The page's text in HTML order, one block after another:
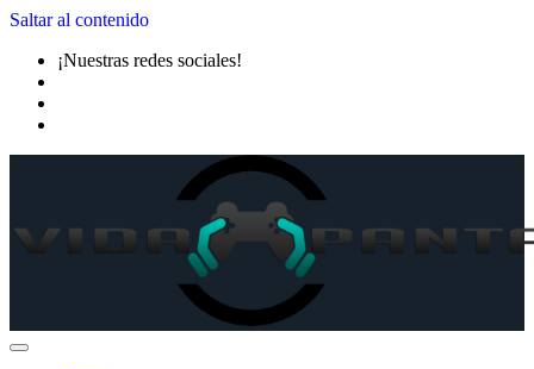
Saltar al contenido
¡Nuestras redes sociales!